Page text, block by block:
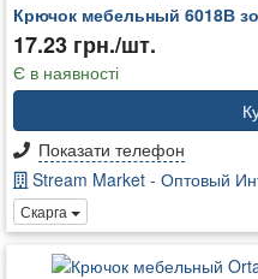
Крючок мебельный 6018В
17.23 грн./шт.
Є в наявності
Показати телефон
Stream Market - Оптовый
Скарга